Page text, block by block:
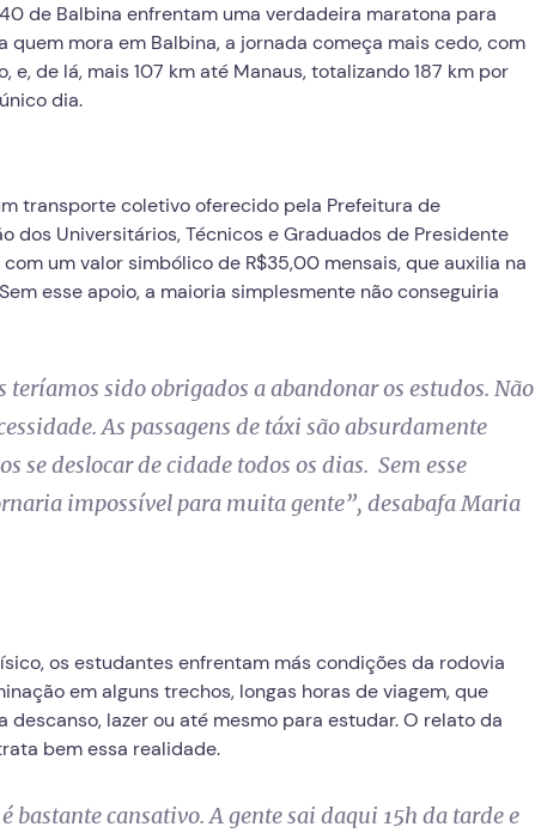
de Balbina enfrentam uma verdadeira maratona para
mora em Balbina, a jornada começa mais cedo, com
de lá, mais 107 km até Manaus, totalizando 187 km por
dia.
transporte coletivo oferecido pela Prefeitura de
dos Universitários, Técnicos e Graduados de Presidente
um valor simbólico de R$35,00 mensais, que auxilia na
esse apoio, a maioria simplesmente não conseguiria
teríamos sido obrigados a abandonar os estudos. Não
As passagens de táxi são absurdamente
se deslocar de cidade todos os dias. Sem esse
impossível para muita gente”, desabafa Maria
os estudantes enfrentam más condições da rodovia
em alguns trechos, longas horas de viagem, que
lazer ou até mesmo para estudar.O relato da
bem essa realidade.
bastante cansativo. A gente sai daqui 15h da tarde e